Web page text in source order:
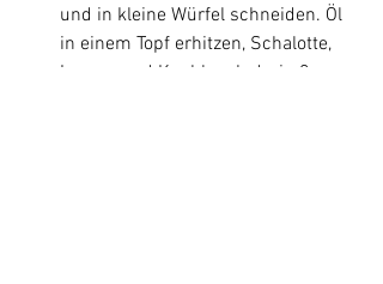
und in kleine Würfel schneiden. Öl
in einem Topf erhitzen, Schalotte,
Ingwer und Knoblauch darin 3